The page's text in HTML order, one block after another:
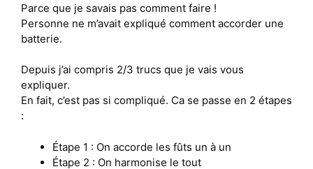
Parce que je savais pas comment faire !
Personne ne m’avait expliqué comment accorder une
batterie.
Depuis j’ai compris 2/3 trucs que je vais vous
expliquer.
En fait, c’est pas si compliqué. Ca se passe en 2 étapes
:
Étape 1 : On accorde les fûts un à un
Étape 2 : On harmonise le tout